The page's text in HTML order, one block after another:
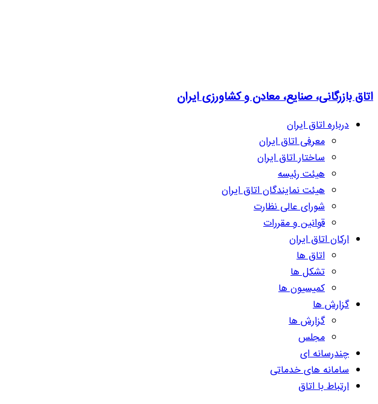
اتاق بازرگانی، صنایع، معادن و کشاورزی ایران
درباره اتاق ایران
معرفی اتاق ایران
ساختار اتاق ایران
هیئت رئیسه
هیئت نمایندگان اتاق ایران
شورای عالی نظارت
قوانین و مقررات
ارکان اتاق ایران
اتاق ها
تشکل ها
کمیسیون ها
گزارش ها
گزارش ها
مجلس
چندرسانه ای
سامانه های خدماتی
ارتباط با اتاق